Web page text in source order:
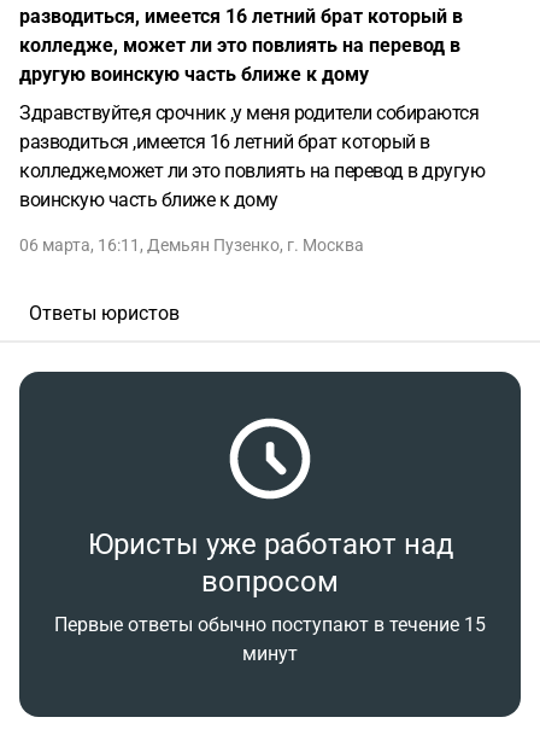
разводиться, имеется 16 летний брат который в
колледже, может ли это повлиять на перевод в
другую воинскую часть ближе к дому
Здравствуйте,я срочник ,у меня родители собираются
разводиться ,имеется 16 летний брат который в
колледже,может ли это повлиять на перевод в другую
воинскую часть ближе к дому
06 марта, 16:11 , Демьян Пузенко, г. Москва
Ответы юристов
Юристы уже работают над
вопросом
Первые ответы обычно поступают в течение 15
минут